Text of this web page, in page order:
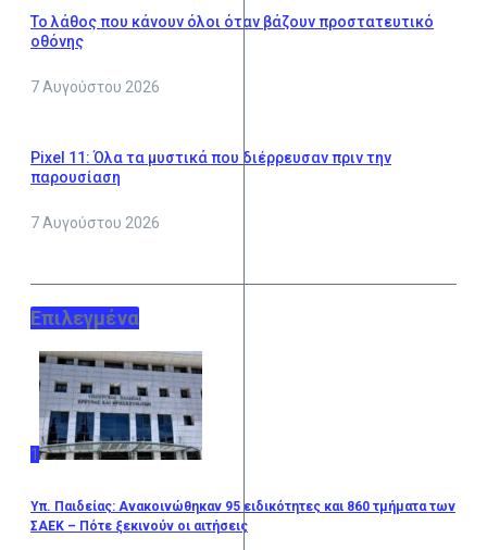
Το λάθος που κάνουν όλοι όταν βάζουν προστατευτικό
οθόνης
7 Αυγούστου 2026
Pixel 11: Όλα τα μυστικά που διέρρευσαν πριν την
παρουσίαση
7 Αυγούστου 2026
Επιλεγμένα
1
Υπ. Παιδείας: Ανακοινώθηκαν 95 ειδικότητες και 860 τμήματα των
ΣΑΕΚ – Πότε ξεκινούν οι αιτήσεις